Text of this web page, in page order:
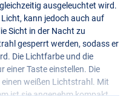
ausgeleuchtet wird.
kann jedoch auch auf
Sicht in der Nacht zu
gesperrt werden, sodass er
Die Lichtfarbe und die
einer Taste einstellen. Die
weißen Lichtstrahl. Mit
ist sie angenehm kompakt.